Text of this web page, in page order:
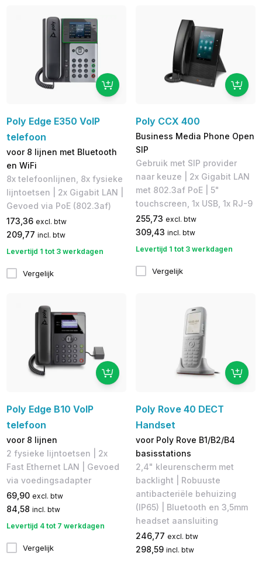
Poly Edge E350 VoIP
telefoon
voor 8 lijnen met Bluetooth
en WiFi
8x telefoonlijnen, 8x fysieke
lijntoetsen | 2x Gigabit LAN |
Gevoed via PoE (802.3af)
173,36 excl. btw
209,77 incl. btw
Levertijd 1 tot 3 werkdagen
Vergelijk
Poly CCX 400
Business Media Phone Open
SIP
Gebruik met SIP provider
naar keuze | 2x Gigabit LAN
met 802.3af PoE | 5​"
touchscreen, 1x USB, 1x RJ-9
255,73 excl. btw
309,43 incl. btw
Levertijd 1 tot 3 werkdagen
Vergelijk
Poly Edge B10 VoIP
telefoon
voor 8 lijnen
2 fysieke lijntoetsen | 2x
Fast Ethernet LAN | Gevoed
via voedingsadapter
69,90 excl. btw
84,58 incl. btw
Levertijd 4 tot 7 werkdagen
Vergelijk
Poly Rove 40 DECT
Handset
voor Poly Rove B1/B2/B4
basisstations
2,4" kleurenscherm met
backlight | Robuuste
antibacteriële behuizing
(IP65) | Bluetooth en 3,5mm
headset aansluiting
246,77 excl. btw
298,59 incl. btw